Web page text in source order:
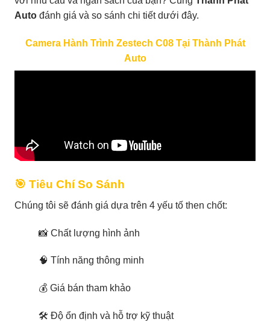
Auto đánh giá và so sánh chi tiết dưới đây.
Camera Hành Trình Zestech C08 Tại Thành Phát
Auto
🎯 Tiêu Chí So Sánh
Chúng tôi sẽ đánh giá dựa trên 4 yếu tố then chốt:
📸 Chất lượng hình ảnh
🧠 Tính năng thông minh
💰 Giá bán tham khảo
🛠️ Độ ổn định và hỗ trợ kỹ thuật